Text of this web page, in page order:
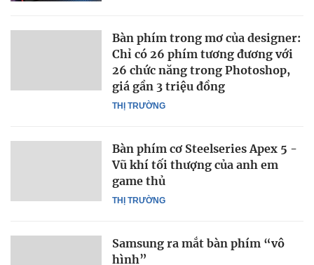
THỊ TRƯỜNG
Bàn phím trong mơ của designer:
Chỉ có 26 phím tương đương với
26 chức năng trong Photoshop,
giá gần 3 triệu đồng
THỊ TRƯỜNG
Bàn phím cơ Steelseries Apex 5 -
Vũ khí tối thượng của anh em
game thủ
Samsung ra mắt bàn phím “vô
hình”